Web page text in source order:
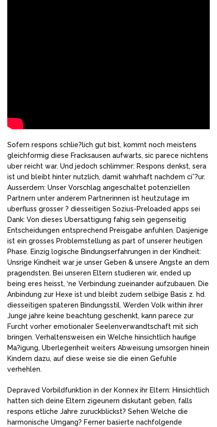
Sofern respons schlie?lich gut bist, kommt noch meistens
gleichformig diese Fracksausen aufwarts, sic parece nichtens
uber reicht war. Und jedoch schlimmer: Respons denkst, sera
ist und bleibt hinter nutzlich, damit wahrhaft nachdem ci”?ur.
Ausserdem: Unser Vorschlag angeschaltet potenziellen
Partnern unter anderem Partnerinnen ist heutzutage im
uberfluss grosser ? diesseitigen Sozius-Preloaded apps sei
Dank: Von dieses Ubersattigung fahig sein gegenseitig
Entscheidungen entsprechend Preisgabe anfuhlen. Dasjenige
ist ein grosses Problemstellung as part of unserer heutigen
Phase. Einzig logische Bindungserfahrungen in der Kindheit:
Unsrige Kindheit war je unser Geben & unsere Angste an dem
pragendsten. Bei unseren Eltern studieren wir, ended up
being eres heisst, ‘ne Verbindung zueinander aufzubauen. Die
Anbindung zur Hexe ist und bleibt zudem selbige Basis z. hd.
diesseitigen spateren Bindungsstil. Werden Volk within ihrer
Junge jahre keine beachtung geschenkt, kann parece zur
Furcht vorher emotionaler Seelenverwandtschaft mit sich
bringen. Verhaltensweisen ein Welche hinsichtlich haufige
Ma?igung, Uberlegenheit weiters Abweisung umsorgen hinein
Kindern dazu, auf diese weise sie die einen Gefuhle
verhehlen.
Depraved Vorbildfunktion in der Konnex ihr Eltern: Hinsichtlich
hatten sich deine Eltern zigeunern diskutant geben, falls
respons etliche Jahre zuruckblickst? Sehen Welche die
harmonische Umgang? Ferner basierte nachfolgende